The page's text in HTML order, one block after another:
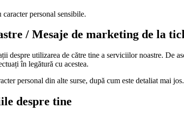
personal sensibile.
/ Mesaje de marketing de la
despre utilizarea de către tine a serviciilor noastre. De
în legătură cu acestea.
personal din alte surse, după cum este detaliat mai jos.
despre tine